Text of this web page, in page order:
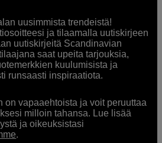
uusimmista trendeistä!
ja tilaamalla uutiskirjeen
uutiskirjeitä Scandinavian
saat upeita tarjouksia,
kuulumisista ja
runsaasti inspiraatiota.
on vapaaehtoista ja voit peruuttaa
milloin tahansa. Lue lisää
ja oikeuksistasi
.